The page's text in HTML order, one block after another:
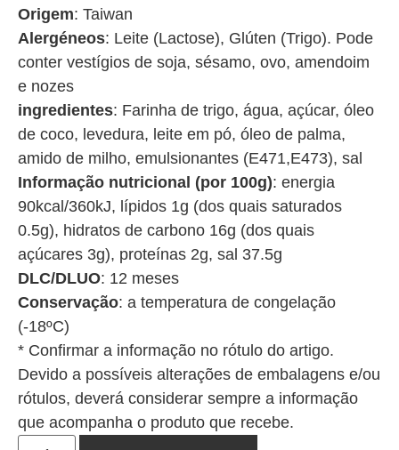
Origem: Taiwan
Alergéneos: Leite (Lactose), Glúten (Trigo). Pode
conter vestígios de soja, sésamo, ovo, amendoim
e nozes
ingredientes: Farinha de trigo, água, açúcar, óleo
de coco, levedura, leite em pó, óleo de palma,
amido de milho, emulsionantes (E471,E473), sal
Informação nutricional (por 100g): energia
90kcal/360kJ, lípidos 1g (dos quais saturados
0.5g), hidratos de carbono 16g (dos quais
açúcares 3g), proteínas 2g, sal 37.5g
DLC/DLUO: 12 meses
Conservação: a temperatura de congelação
(-18ºC)
* Confirmar a informação no rótulo do artigo.
Devido a possíveis alterações de embalagens e/ou
rótulos, deverá considerar sempre a informação
que acompanha o produto que recebe.